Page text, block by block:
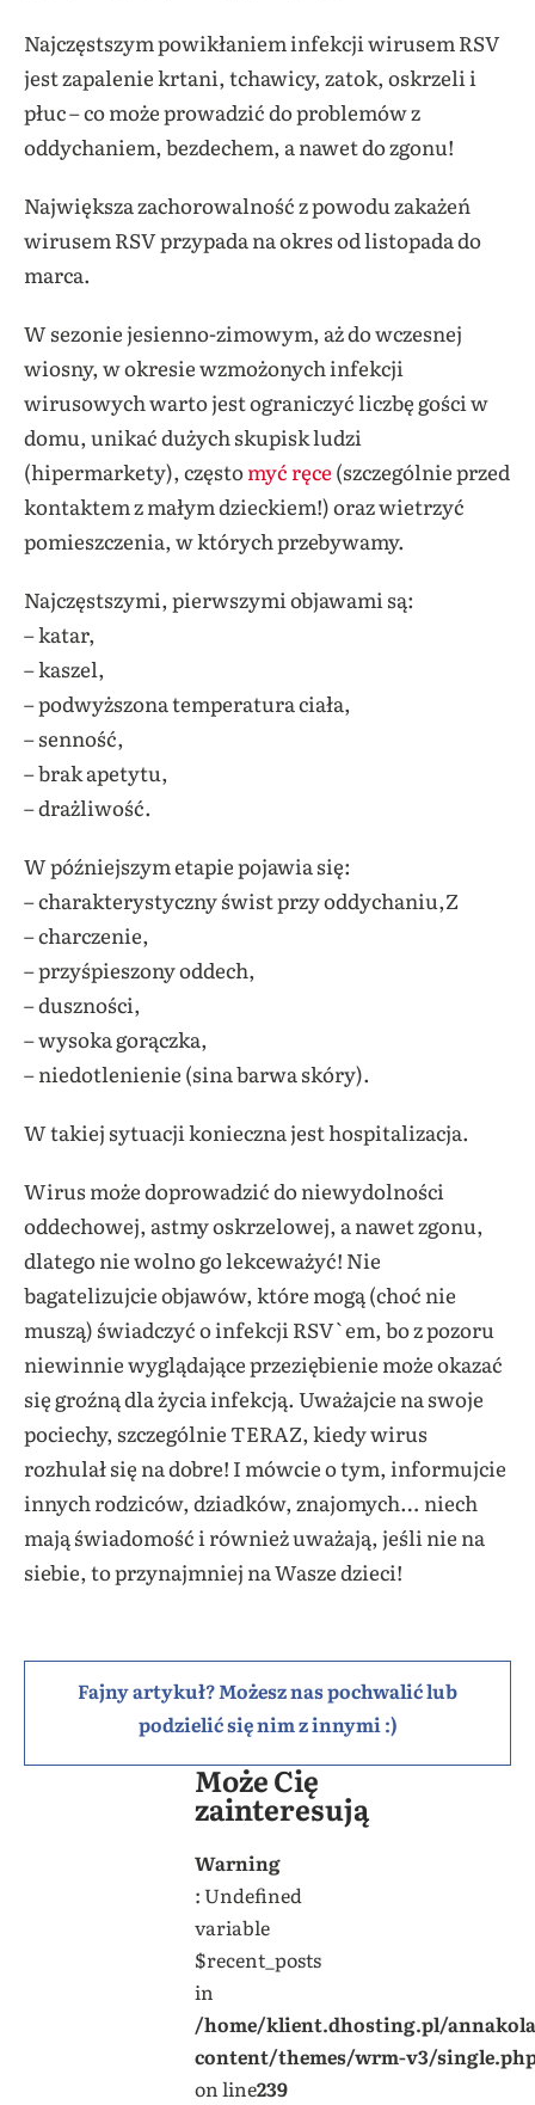
Najczęstszym powikłaniem infekcji wirusem RSV
jest zapalenie krtani, tchawicy, zatok, oskrzeli i
płuc – co może prowadzić do problemów z
oddychaniem, bezdechem, a nawet do zgonu!
Największa zachorowalność z powodu zakażeń
wirusem RSV przypada na okres od listopada do
marca.
W sezonie jesienno-zimowym, aż do wczesnej
wiosny, w okresie wzmożonych infekcji
wirusowych warto jest ograniczyć liczbę gości w
domu, unikać dużych skupisk ludzi
(hipermarkety), częstomyć ręce (szczególnie przed
kontaktem z małym dzieckiem!) oraz wietrzyć
pomieszczenia, w których przebywamy.
Najczęstszymi, pierwszymi objawami są:
– katar,
– kaszel,
– podwyższona temperatura ciała,
– senność,
– brak apetytu,
– drażliwość.
W późniejszym etapie pojawia się:
– charakterystyczny świst przy oddychaniu,Z
– charczenie,
– przyśpieszony oddech,
– duszności,
– wysoka gorączka,
– niedotlenienie (sina barwa skóry).
W takiej sytuacji konieczna jest hospitalizacja.
Wirus może doprowadzić do niewydolności
oddechowej, astmy oskrzelowej, a nawet zgonu,
dlatego nie wolno go lekceważyć! Nie
bagatelizujcie objawów, które mogą (choć nie
muszą) świadczyć o infekcji RSV`em, bo z pozoru
niewinnie wyglądające przeziębienie może okazać
się groźną dla życia infekcją. Uważajcie na swoje
pociechy, szczególnie TERAZ, kiedy wirus
rozhulał się na dobre! I mówcie o tym, informujcie
innych rodziców, dziadków, znajomych… niech
mają świadomość i również uważają, jeśli nie na
siebie, to przynajmniej na Wasze dzieci!
Fajny artykuł? Możesz nas pochwalić lub
podzielić się nim z innymi :)
Może Cię
zainteresują
Warning
: Undefined
variable
$recent_posts
in
/home/klient.dhosting.pl/
content/themes/wrm-v3/
on line239